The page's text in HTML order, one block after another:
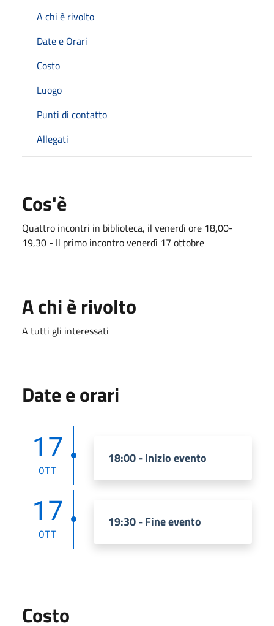
A chi è rivolto
Date e Orari
Costo
Luogo
Punti di contatto
Allegati
Cos'è
Quattro incontri in biblioteca, il venerdì ore 18,00-
19,30 - Il primo incontro venerdì 17 ottobre
A chi è rivolto
A tutti gli interessati
Date e orari
17
OTT
18:00 - Inizio evento
17
OTT
19:30 - Fine evento
Costo